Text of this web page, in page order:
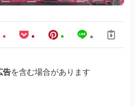
告を含む場合があります